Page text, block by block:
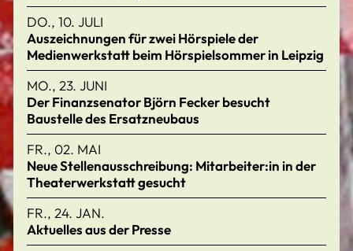
DO., 10. JULI
Auszeichnungen für zwei Hörspiele der
Medienwerkstatt beim Hörspielsommer in Leipzig
MO., 23. JUNI
Der Finanzsenator Björn Fecker besucht
Baustelle des Ersatzneubaus
FR., 02. MAI
Neue Stellenausschreibung: Mitarbeiter:in in der
Theaterwerkstatt gesucht
FR., 24. JAN.
Aktuelles aus der Presse